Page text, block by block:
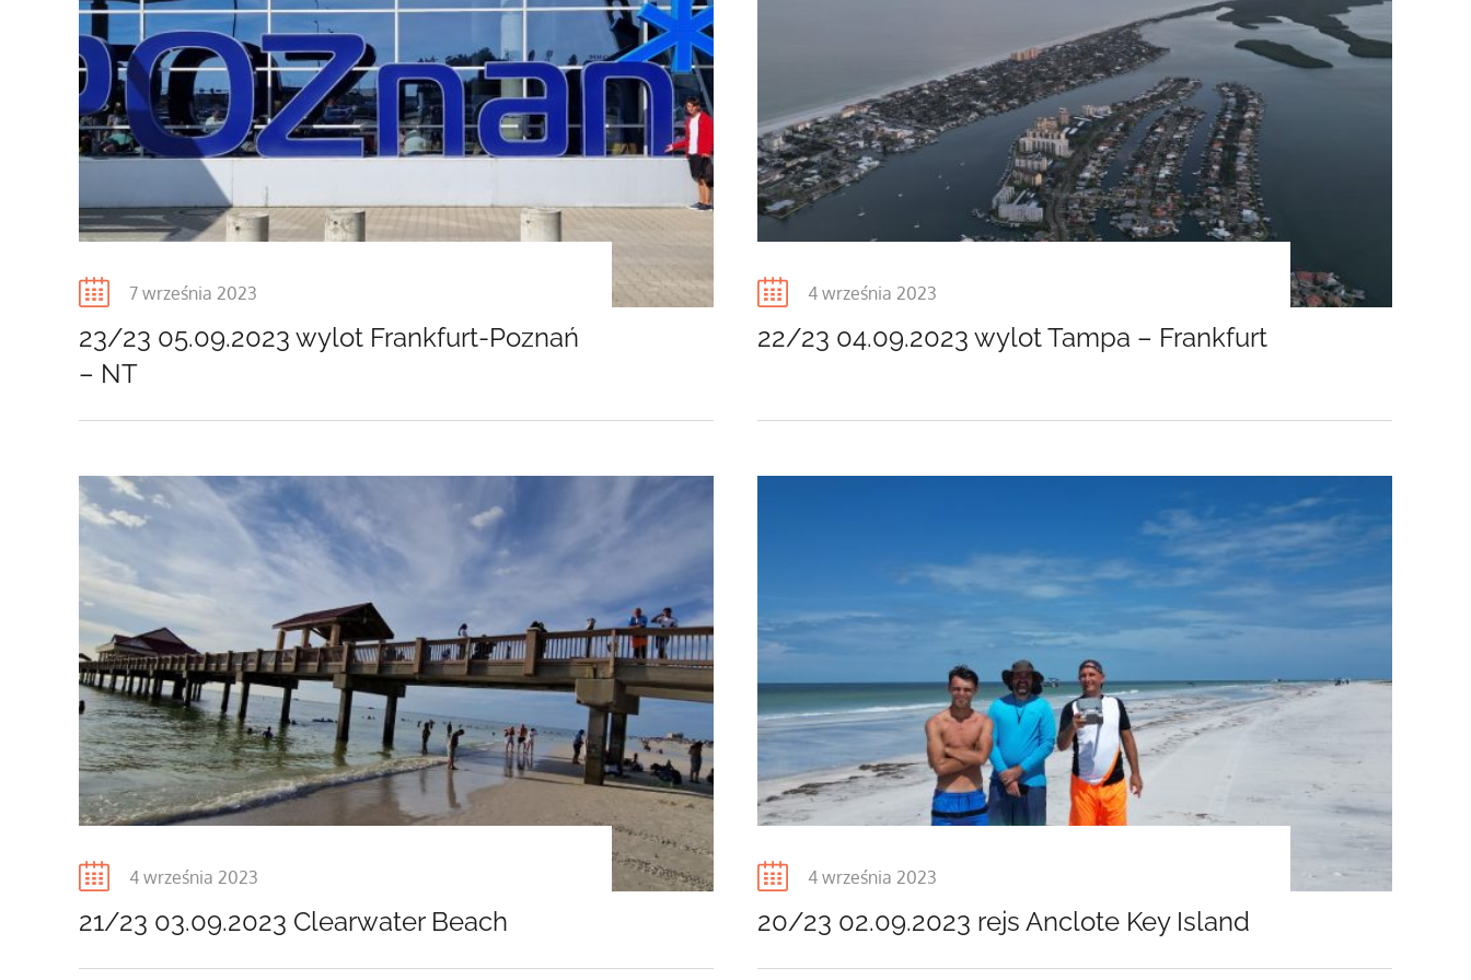
Posted
7 września 2023
23/23 05.09.2023 wylot Frankfurt-Poznań
– NT
Posted
4 września 2023
22/23 04.09.2023 wylot Tampa – Frankfurt
Posted
4 września 2023
21/23 03.09.2023 Clearwater Beach
Posted
4 września 2023
20/23 02.09.2023 rejs Anclote Key Island